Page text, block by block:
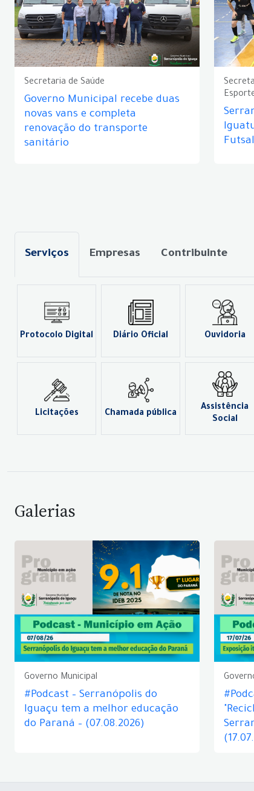
Secretaria de Saúde
Governo Municipal recebe duas
novas vans e completa
renovação do transporte
sanitário
Futsal
Serviços Empresas Contribuinte
Protocolo Digital Diário Oficial Ouvidoria
Licitações Chamada pública
Assistência
Social
Galerias
Governo Municipal
#Podcast – Serranópolis do
Iguaçu tem a melhor educação
do Paraná – (07.08.2026)